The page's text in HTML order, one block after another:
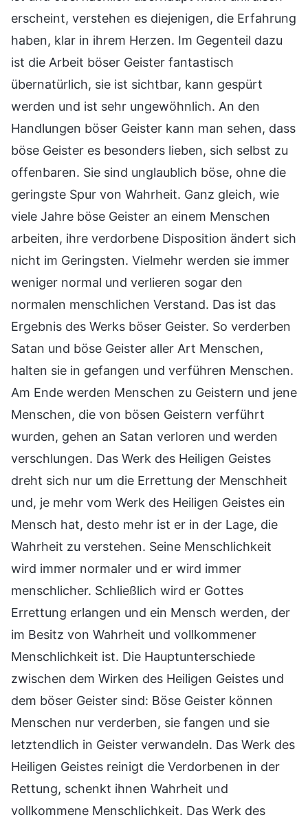
erscheint, verstehen es diejenigen, die Erfahrung
haben, klar in ihrem Herzen. Im Gegenteil dazu
ist die Arbeit böser Geister fantastisch
übernatürlich, sie ist sichtbar, kann gespürt
werden und ist sehr ungewöhnlich. An den
Handlungen böser Geister kann man sehen, dass
böse Geister es besonders lieben, sich selbst zu
offenbaren. Sie sind unglaublich böse, ohne die
geringste Spur von Wahrheit. Ganz gleich, wie
viele Jahre böse Geister an einem Menschen
arbeiten, ihre verdorbene Disposition ändert sich
nicht im Geringsten. Vielmehr werden sie immer
weniger normal und verlieren sogar den
normalen menschlichen Verstand. Das ist das
Ergebnis des Werks böser Geister. So verderben
Satan und böse Geister aller Art Menschen,
halten sie in gefangen und verführen Menschen.
Am Ende werden Menschen zu Geistern und jene
Menschen, die von bösen Geistern verführt
wurden, gehen an Satan verloren und werden
verschlungen. Das Werk des Heiligen Geistes
dreht sich nur um die Errettung der Menschheit
und, je mehr vom Werk des Heiligen Geistes ein
Mensch hat, desto mehr ist er in der Lage, die
Wahrheit zu verstehen. Seine Menschlichkeit
wird immer normaler und er wird immer
menschlicher. Schließlich wird er Gottes
Errettung erlangen und ein Mensch werden, der
im Besitz von Wahrheit und vollkommener
Menschlichkeit ist. Die Hauptunterschiede
zwischen dem Wirken des Heiligen Geistes und
dem böser Geister sind: Böse Geister können
Menschen nur verderben, sie fangen und sie
letztendlich in Geister verwandeln. Das Werk des
Heiligen Geistes reinigt die Verdorbenen in der
Rettung, schenkt ihnen Wahrheit und
vollkommene Menschlichkeit. Das Werk des